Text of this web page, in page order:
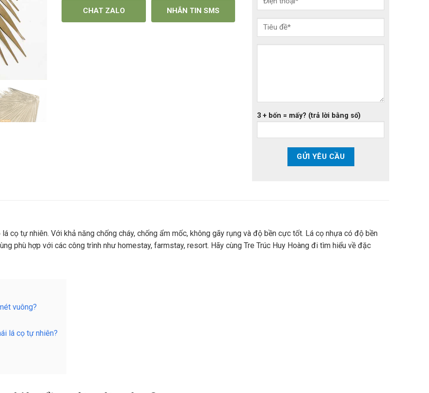
CHAT ZALO NHẮN TIN SMS
3 + bốn = mấy? (trả lời bằng số)
lá cọ tự nhiên. Với khả năng chống cháy, chống ẩm mốc, không gãy rụng và độ bền cực tốt. Lá cọ nhựa có độ bền
phù hợp với các công trình như homestay, farmstay, resort. Hãy cùng Tre Trúc Huy Hoàng đi tìm hiểu về đặc
vuông?
lá cọ tự nhiên?